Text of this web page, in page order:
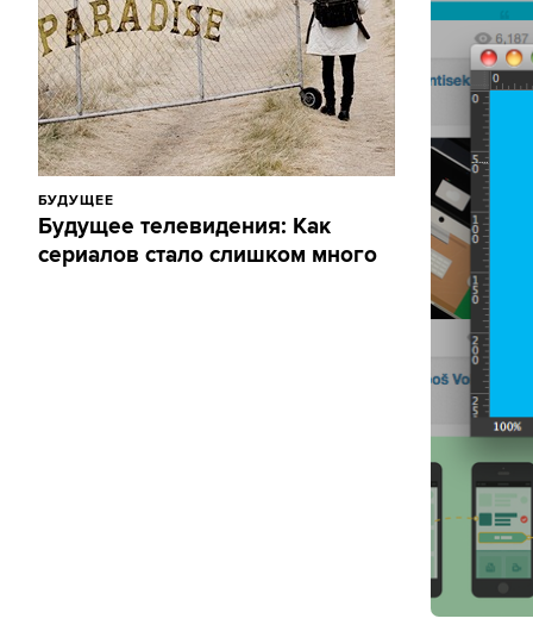
БУДУЩЕЕ
Будущее телевидения: Как
сериалов стало слишком много